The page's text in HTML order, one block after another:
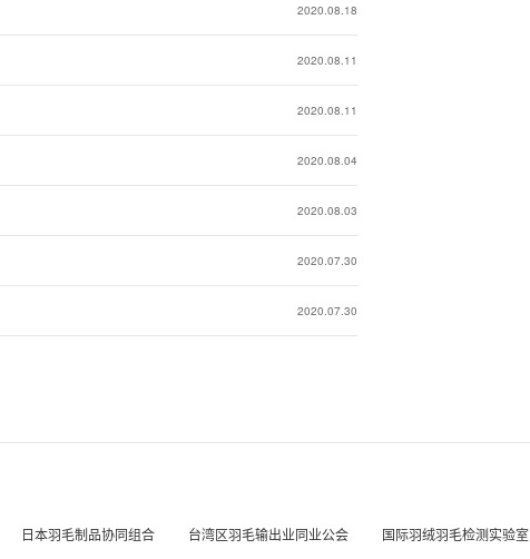
2020.08.18
2020.08.11
2020.08.11
2020.08.04
2020.08.03
2020.07.30
2020.07.30
日本羽毛制品协同组合 台湾区羽毛输出业同业公会 国际羽绒羽毛检测实验室